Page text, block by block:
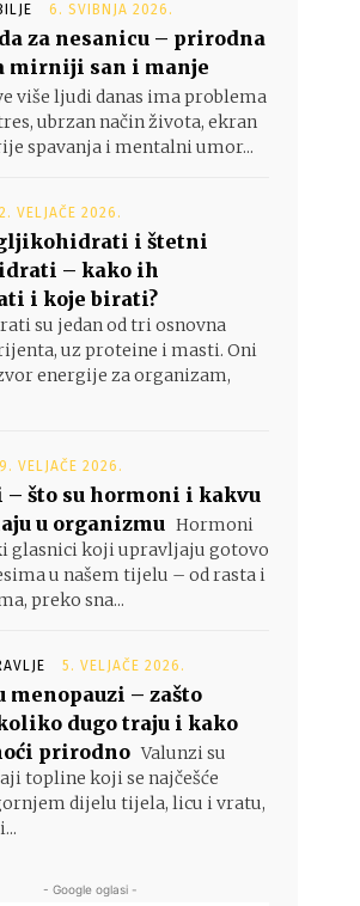
6. SVIBNJA 2026.
za nesanicu – prirodna
mirniji san i manje
više ljudi danas ima problema
ubrzan način života, ekran
spavanja i mentalni umor...
VELJAČE 2026.
i štetni
– kako ih
i koje birati?
su jedan od tri osnovna
uz proteine i masti. Oni
energije za organizam,
9. VELJAČE 2026.
– što su hormoni i kakvu
u organizmu Hormoni
glasnici koji upravljaju gotovo
u našem tijelu – od rasta i
preko sna...
5. VELJAČE 2026.
menopauzi – zašto
dugo traju i kako
prirodno Valunzi su
topline koji se najčešće
dijelu tijela, licu i vratu,
- Google oglasi -